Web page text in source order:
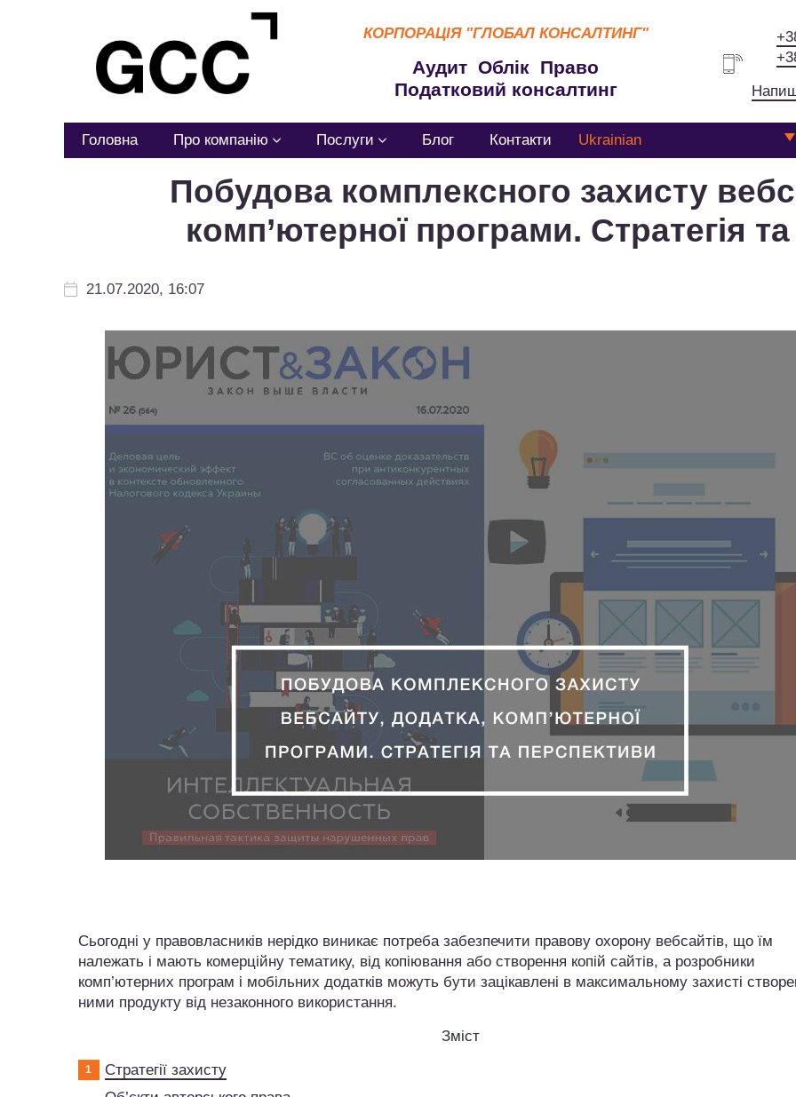
КОРПОРАЦІЯ "ГЛОБАЛ КОНСАЛТИНГ"
Аудит Облік Право
Податковий консалтинг
Головна Про компанію Послуги Блог Контакти Ukrainian
Побудова комплексного захисту
комп’ютерної програми. Стратегія
21.07.2020, 16:07
Сьогодні у правовласників нерідко виникає потреба забезпечити правову охорону вебсайтів, що їм
належать і мають комерційну тематику, від копіювання або створення копій сайтів, а розробники
комп’ютерних програм і мобільних додатків можуть бути зацікавлені в максимальному захисті
ними продукту від незаконного використання.
Зміст
Стратегії захисту